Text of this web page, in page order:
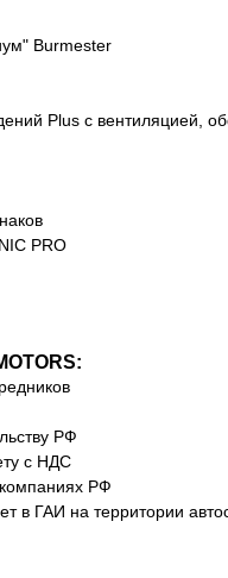
Burmester
Plus с вентиляцией,
PRO
РФ
с НДС
РФ
в ГАИ на территории